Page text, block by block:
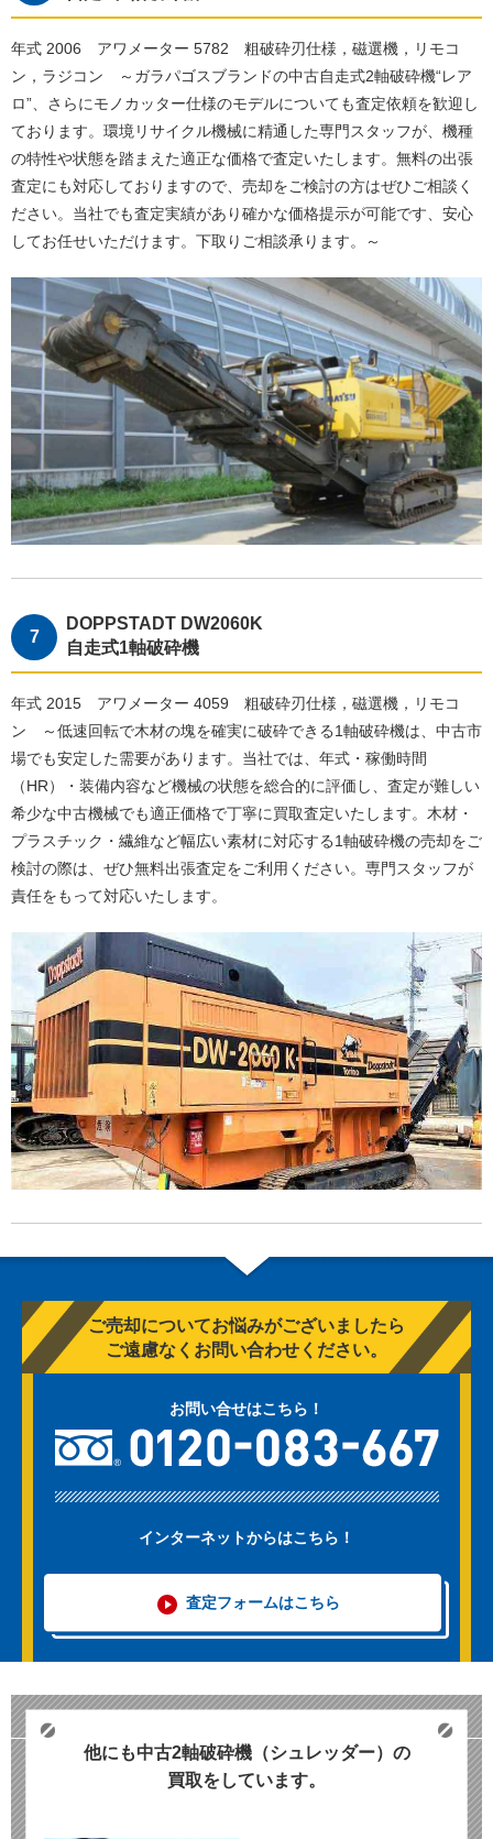
年式 2006 アワメーター 5782 粗破砕刃仕様，磁選機，リモコ
ン，ラジコン ～ガラパゴスブランドの中古自走式2軸破砕機“レア
ロ”、さらにモノカッター仕様のモデルについても査定依頼を歓迎し
ております。環境リサイクル機械に精通した専門スタッフが、機種
の特性や状態を踏まえた適正な価格で査定いたします。無料の出張
査定にも対応しておりますので、売却をご検討の方はぜひご相談く
ださい。当社でも査定実績があり確かな価格提示が可能です、安心
してお任せいただけます。下取りご相談承ります。～
DOPPSTADT DW2060K
自走式1軸破砕機
年式 2015 アワメーター 4059 粗破砕刃仕様，磁選機，リモコ
ン ～低速回転で木材の塊を確実に破砕できる1軸破砕機は、中古市
場でも安定した需要があります。当社では、年式・稼働時間
（HR）・装備内容など機械の状態を総合的に評価し、査定が難しい
希少な中古機械でも適正価格で丁寧に買取査定いたします。木材・
プラスチック・繊維など幅広い素材に対応する1軸破砕機の売却をご
検討の際は、ぜひ無料出張査定をご利用ください。専門スタッフが
責任をもって対応いたします。
ご売却についてお悩みがございましたら
ご遠慮なくお問い合わせください。
お問い合せはこちら！
インターネットからはこちら！
査定フォームはこちら
他にも中古2軸破砕機（シュレッダー）の
買取をしています。